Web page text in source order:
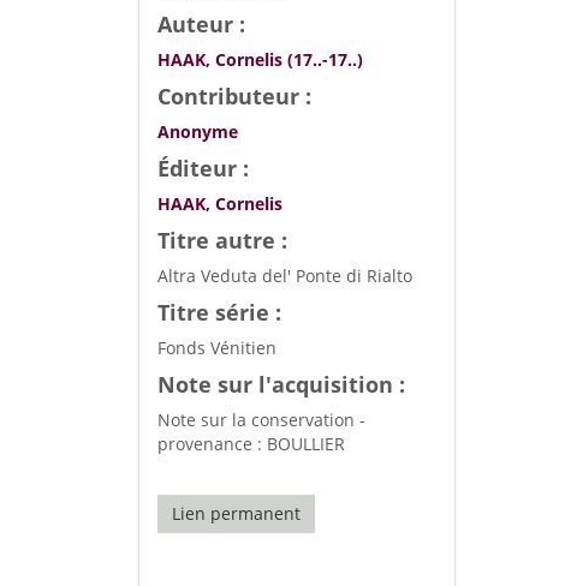
Auteur :
HAAK, Cornelis (17..-17..)
Contributeur :
Anonyme
Éditeur :
HAAK, Cornelis
Titre autre :
Altra Veduta del' Ponte di Rialto
Titre série :
Fonds Vénitien
Note sur l'acquisition :
Note sur la conservation -
provenance : BOULLIER
Lien permanent